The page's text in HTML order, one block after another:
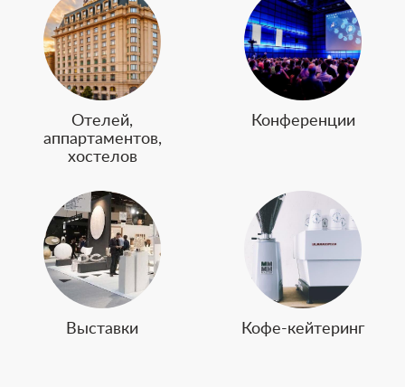
Отелей,
аппартаментов,
хостелов
Конференции
Выставки Кофе-кейтеринг